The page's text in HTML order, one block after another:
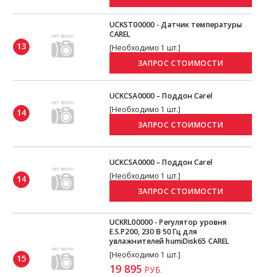
13
UCKST00000 - Датчик температуры
CAREL
[Необходимо 1 шт.]
14
UCKCSA0000 – Поддон Carel
[Необходимо 1 шт.]
14
UCKCSA0000 – Поддон Carel
[Необходимо 1 шт.]
15
UCKRL00000 - Регулятор уровня
E.S.P200, 230 В 50 Гц для
увлажнителей humiDisk65 CAREL
[Необходимо 1 шт.]
19 895 РУБ.